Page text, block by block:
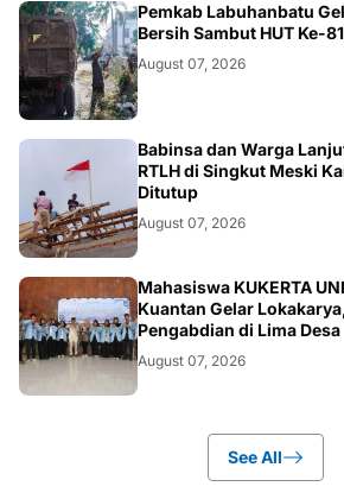
BERITA
Pemkab Labuhanbatu
Bersih Sambut HUT Ke-
August 07, 2026
Babinsa dan Warga
RTLH di Singkut Meski
Ditutup
August 07, 2026
ARTIKEL
Mahasiswa KUKERTA
Kuantan Gelar
Pengabdian di Lima Desa
August 07, 2026
See All